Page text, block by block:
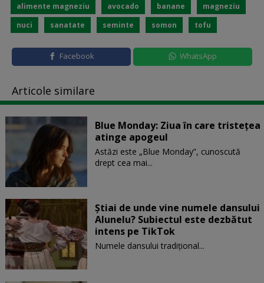
alimente magneziu avocado banane
magneziu
nuci
sanatate seminte somon tofu
Facebook WhatsApp
Articole similare
Blue Monday: Ziua în care tristețea
atinge apogeul
Astăzi este „Blue Monday”, cunoscută
drept cea mai...
Știai de unde vine numele dansului
Alunelu? Subiectul este dezbătut
intens pe TikTok
Numele dansului tradițional...